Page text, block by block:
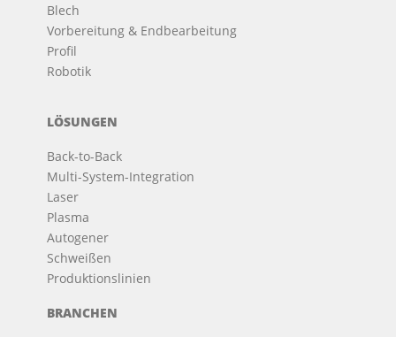
Blech
Vorbereitung & Endbearbeitung
Profil
Robotik
LÖSUNGEN
Back-to-Back
Multi-System-Integration
Laser
Plasma
Autogener
Schweißen
Produktionslinien
BRANCHEN